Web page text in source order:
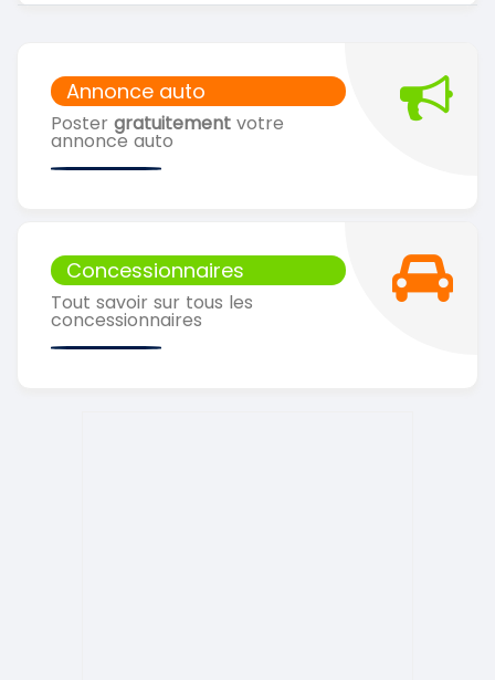
Annonce auto
Poster gratuitement votre
annonce auto
Concessionnaires
Tout savoir sur tous les
concessionnaires